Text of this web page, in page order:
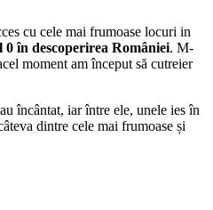
cu cele mai frumoase locuri in
0 în descoperirea României. M-
moment am început să cutreier
încântat, iar între ele, unele ies în
dintre cele mai frumoase și